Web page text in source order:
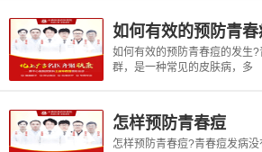
如何有效的预防青春
如何有效的预防青春痘的发生
群，是一种常见的皮肤病，多
怎样预防青春痘
怎样预防青春痘?青春痘发病